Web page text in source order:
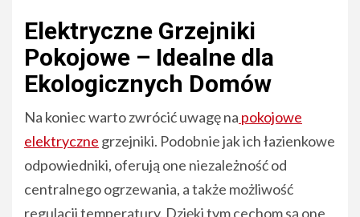
Elektryczne Grzejniki
Pokojowe – Idealne dla
Ekologicznych Domów
Na koniec warto zwrócić uwagę na pokojowe
elektryczne grzejniki. Podobnie jak ich łazienkowe
odpowiedniki, oferują one niezależność od
centralnego ogrzewania, a także możliwość
regulacji temperatury. Dzięki tym cechom są one